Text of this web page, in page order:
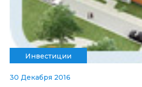
Инвестиции
30 Декабря 2016